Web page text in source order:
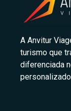
A Anvitur
turismo que
diferenciada